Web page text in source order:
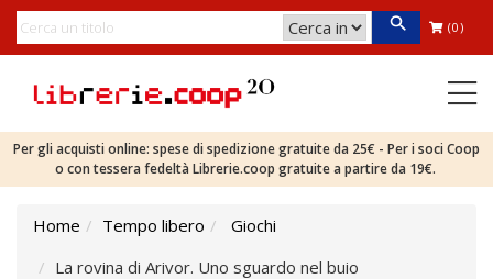
(0)
Per gli acquisti online: spese di spedizione gratuite da 25€ - Per i soci Coop
o con tessera fedeltà Librerie.coop gratuite a partire da 19€.
Home Tempo libero
Giochi
La rovina di Arivor. Uno sguardo nel buio